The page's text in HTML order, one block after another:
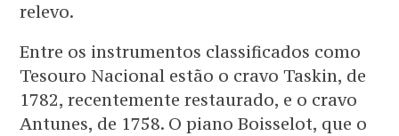
relevo.
Entre os instrumentos classificados como
Tesouro Nacional estão o cravo Taskin, de
1782, recentemente restaurado, e o cravo
Antunes, de 1758. O piano Boisselot, que o